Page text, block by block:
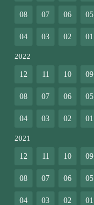
08 07 06 05
04 03 02 01
2022
12 11 10 09
08 07 06 05
04 03 02 01
2021
12 11 10 09
08 07 06 05
04 03 02 01